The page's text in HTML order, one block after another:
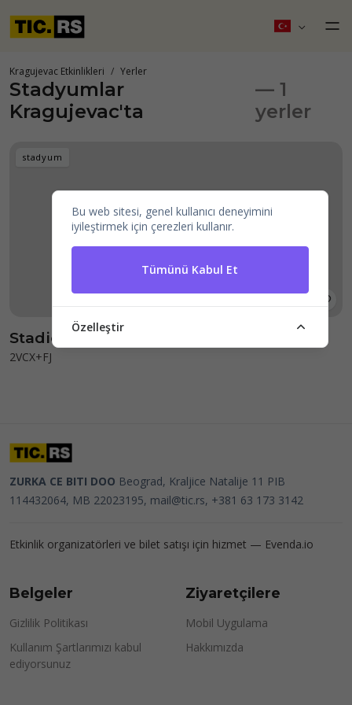
Kragujevac Etkinlikleri Yerler
Stadyumlar
Kragujevac'ta
— 1
yerler
stadyum
Stadion Čika Dača
2VCX+FJ
ZURKA CE BITI DOO Beograd, Kraljice Natalije 11 PIB
114432064, MB 22023195, mail@tic.rs, +381 63 173 3142
Etkinlik organizatörleri ve bilet satışı için hizmet — Evenda.io
Belgeler
Gizlilik Politikası
Kullanım Şartlarımızı kabul
ediyorsunuz
Ziyaretçilere
Mobil Uygulama
Hakkımızda
Bu web sitesi, genel kullanıcı deneyimini
iyileştirmek için çerezleri kullanır.
Tümünü Kabul Et
Özelleştir